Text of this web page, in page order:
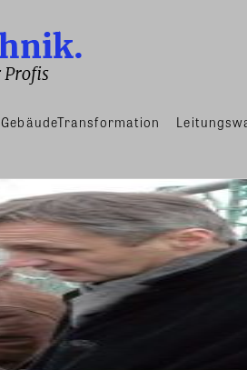
GebäudeTransformation